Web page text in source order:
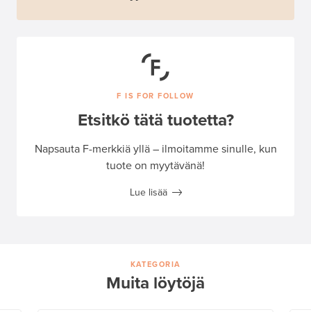
F IS FOR FOLLOW
Etsitkö tätä tuotetta?
Napsauta F-merkkiä yllä – ilmoitamme sinulle, kun
tuote on myytävänä!
Lue lisää
KATEGORIA
Muita löytöjä